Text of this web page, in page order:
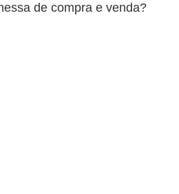
de compra e venda?